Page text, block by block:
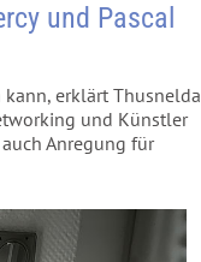
und Pascal
kann, erklärt Thusnelda
und Künstler
Anregung für